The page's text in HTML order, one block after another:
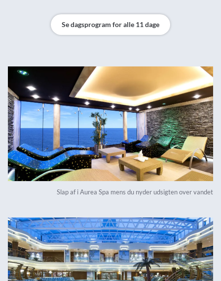
Se dagsprogram for alle 11 dage
Slap af i Aurea Spa mens du nyder udsigten over vandet